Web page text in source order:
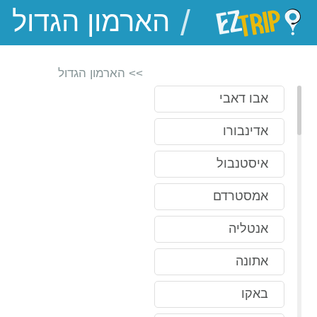
EZTrip
/
אבו דאבי
אדינבורו
איסטנבול
אמסטרדם
אנטליה
אתונה
באקו
>> הארמון הגדול